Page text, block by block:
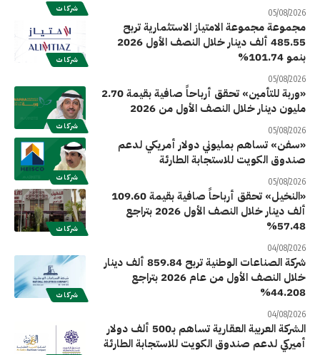
شركات 05/08/2026
شركات
مجموعة مجموعة الامتياز الاستثمارية تربح
485.55 ألف دينار خلال النصف الأول 2026
بنمو 101.74%
05/08/2026
شركات
«وربة للتأمين» تحقق أرباحاً صافية بقيمة 2.70
مليون دينار خلال النصف الأول من 2026
05/08/2026
شركات
«سفن» تساهم بمليوني دولار أمريكي لدعم
صندوق الكويت للاستجابة الطارئة
05/08/2026
شركات
«النخيل» تحقق أرباحاً صافية بقيمة 109.60
ألف دينار خلال النصف الأول 2026 بتراجع
57.48%
04/08/2026
شركات
شركة الصناعات الوطنية تربح 859.84 ألف دينار
خلال النصف الأول من عام 2026 بتراجع
44.208%
04/08/2026
الشركة العربية العقارية تساهم بـ500 ألف دولار
أميركي لدعم صندوق الكويت للاستجابة الطارئة